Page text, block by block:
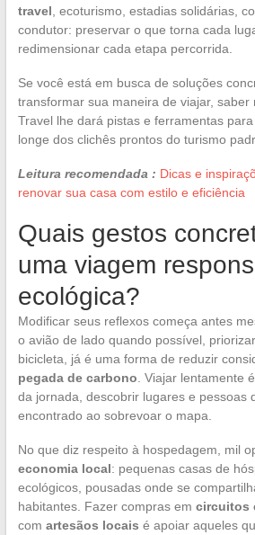
travel , ecoturismo, estadias solidárias,
condutor: preservar o que torna cada
redimensionar cada etapa percorrida.
Se você está em busca de soluções
transformar sua maneira de viajar, saber
Travel lhe dará pistas e ferramentas
longe dos clichês prontos do turismo
Leitura recomendada : Dicas e
renovar sua casa com estilo e eficiência
Quais gestos
uma viagem
ecológica?
Modificar seus reflexos começa antes
o avião de lado quando possível,
bicicleta, já é uma forma de reduzir
pegada de carbono . Viajar lentamente
da jornada, descobrir lugares e pessoas
encontrado ao sobrevoar o mapa.
No que diz respeito à hospedagem, mil
economia local: pequenas casas de
ecológicos, pousadas onde se
habitantes. Fazer compras em circuitos
com artesãos locais é apoiar aqueles